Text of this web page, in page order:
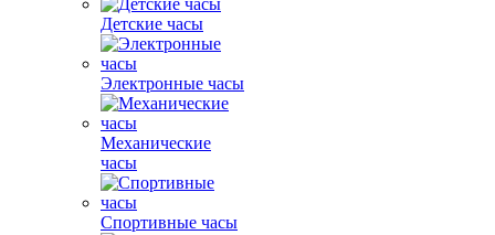
Детские часы
Электронные часы
Механические
часы
Спортивные часы